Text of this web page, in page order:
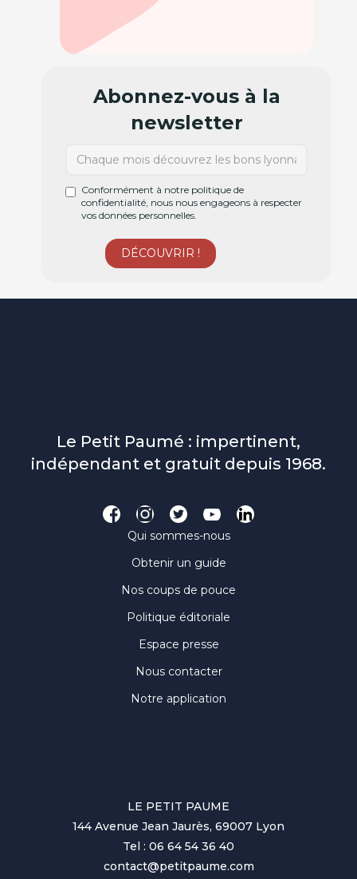
Abonnez-vous à la
newsletter
Conformément à notre politique de
confidentialité, nous nous engageons à respecter
vos données personnelles.
Le Petit Paumé : impertinent,
indépendant et gratuit depuis 1968.
Qui sommes-nous
Obtenir un guide
Nos coups de pouce
Politique éditoriale
Espace presse
Nous contacter
Notre application
LE PETIT PAUME
144 Avenue Jean Jaurès, 69007 Lyon
Tel : 06 64 54 36 40
contact@petitpaume.com